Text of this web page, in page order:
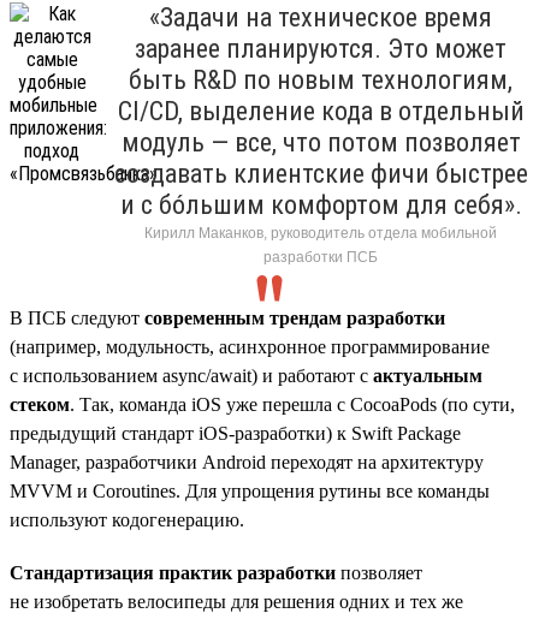
«Задачи на техническое время
заранее планируются. Это может
быть R&D по новым технологиям,
CI/CD, выделение кода в отдельный
модуль — все, что потом позволяет
создавать клиентские фичи быстрее
и с бóльшим комфортом для себя».
Кирилл Маканков, руководитель отдела мобильной
разработки ПСБ
В ПСБ следуют современным трендам разработки
(например, модульность, асинхронное программирование
с использованием async/await) и работают с актуальным
стеком. Так, команда iOS уже перешла с CocoaPods (по сути,
предыдущий стандарт iOS-разработки) к Swift Package
Manager, разработчики Android переходят на архитектуру
MVVM и Coroutines. Для упрощения рутины все команды
используют кодогенерацию.
Стандартизация практик разработки позволяет
не изобретать велосипеды для решения одних и тех же